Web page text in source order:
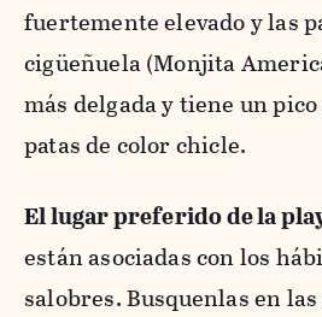
fuertemente elevado y las
cigüeñuela (Monjita
más delgada y tiene un
patas de color chicle.
El lugar preferido de la
están asociadas con los
salobres. Busquenlas en